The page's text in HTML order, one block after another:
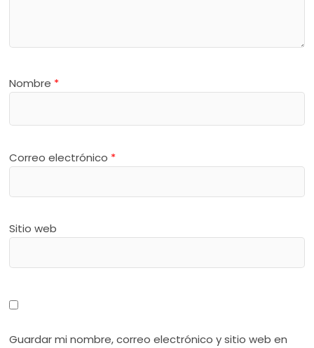
Nombre *
Correo electrónico *
Sitio web
Guardar mi nombre, correo electrónico y sitio web en